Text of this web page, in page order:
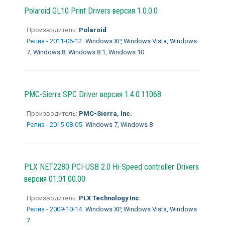
Polaroid GL10 Print Drivers версия 1.0.0.0
Производитель: Polaroid
Релиз - 2011-06-12 Windows XP, Windows Vista, Windows
7, Windows 8, Windows 8.1, Windows 10
PMC-Sierra SPC Driver версия 1.4.0.11068
Производитель: PMC-Sierra, Inc.
Релиз - 2015-08-05 Windows 7, Windows 8
PLX NET2280 PCI-USB 2.0 Hi-Speed controller Drivers
версия 01.01.00.00
Производитель: PLX Technology Inc
Релиз - 2009-10-14 Windows XP, Windows Vista, Windows
7